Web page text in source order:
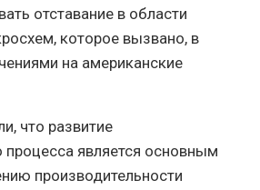
отставание в области
которое вызвано, в
на американские
что развитие
процесса является основным
производительности